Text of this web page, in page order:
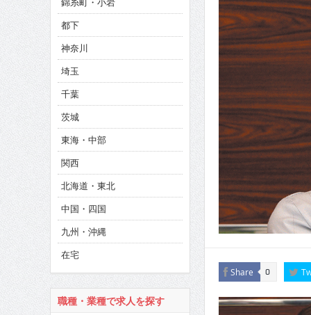
CINEMA×STYLE 285号
CINEMA×STYLE 294号
Share 0
都下
神奈川
埼玉
千葉
茨城
東海・中部
関西
北海道・東北
中国・四国
九州・沖縄
在宅
職種・業種で求人を探す